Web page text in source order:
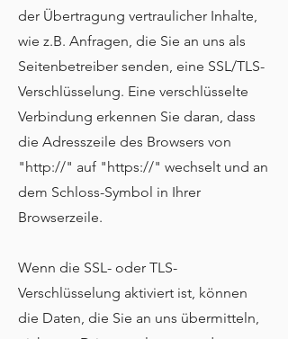
der Übertragung vertraulicher Inhalte,
wie z.B. Anfragen, die Sie an uns als
Seitenbetreiber senden, eine SSL/TLS-
Verschlüsselung. Eine verschlüsselte
Verbindung erkennen Sie daran, dass
die Adresszeile des Browsers von
"http://" auf "https://" wechselt und an
dem Schloss-Symbol in Ihrer
Browserzeile.
Wenn die SSL- oder TLS-
Verschlüsselung aktiviert ist, können
die Daten, die Sie an uns übermitteln,